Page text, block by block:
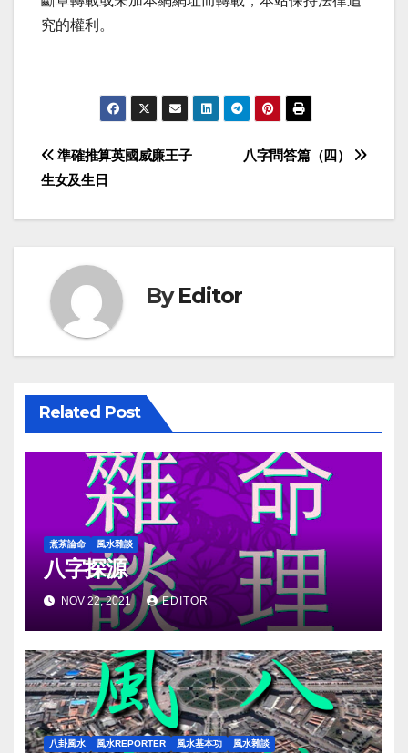
究的權利。
Post
navigation
八字問答篇（四）
準確推算英國威廉王子
生女及生日
ByEditor
Related Post
煮茶論命 風水雜談
八字探源
NOV 22, 2021 EDITOR
八卦風水 風水REPORTER 風水基本功 風水雜談